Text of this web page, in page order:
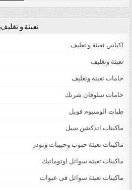
تعبئة و تغليف
اكياس تعبئة و تغليف
تعبئة وتغليف
خامات تعبئة وتغليف
خامات سلوفان شرنك
طبات الومنيوم فويل
ماكينات اندكشن سيل
ماكينات تعبئة حبوب وحبيبات وبودر
ماكينات تعبئة سوائل اوتوماتيك
ماكينات تعبئة سوائل فى عبوات